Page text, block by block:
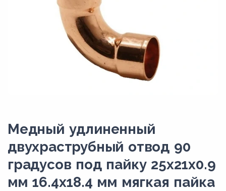
Медный удлиненный
двухраструбный отвод 90
градусов под пайку 25х21х0.9
мм 16.4х18.4 мм мягкая пайка